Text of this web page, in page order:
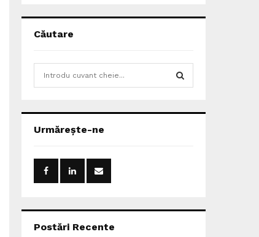
Căutare
h
o
:
Urmărește-ne
Postări Recente